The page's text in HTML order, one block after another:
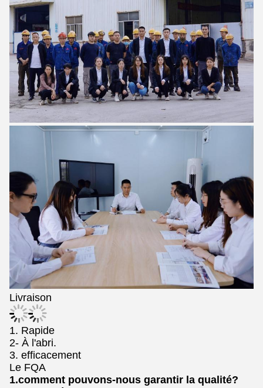
Livraison
1. Rapide
2- À l'abri.
3. efficacement
Le FQA
1.comment pouvons-nous garantir la qualité?